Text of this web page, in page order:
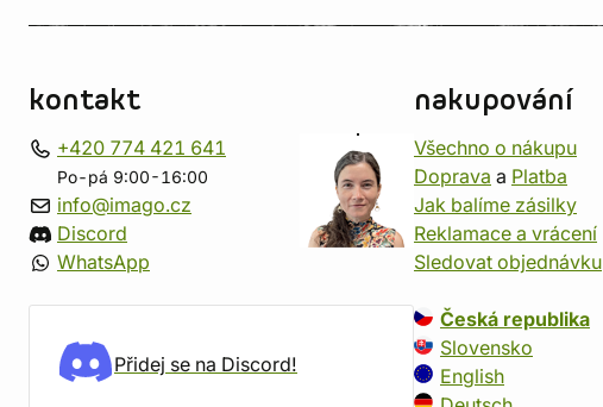
kontakt
+420 774 421 641
Po-pá 9:00-16:00
info@imago.cz
Discord
WhatsApp
Přidej se na Discord!
nakupování
Všechno o nákupu
Doprava a Platba
Jak balíme zásilky
Reklamace a vrácení
Sledovat objednávku
Česká republika
Slovensko
English